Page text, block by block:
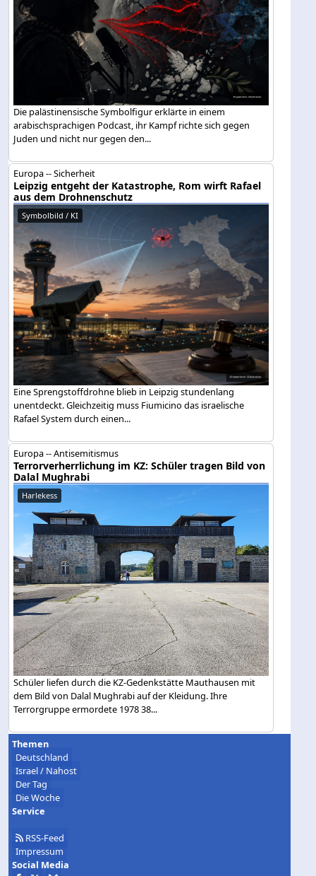
Die palästinensische Symbolfigur erklärte in einem
arabischsprachigen Podcast, ihr Kampf richte sich gegen
Juden und nicht nur gegen den...
Europa -- Sicherheit
Leipzig entgeht der Katastrophe, Rom wirft Rafael
aus dem Drohnenschutz
Symbolbild / KI
Eine Sprengstoffdrohne blieb in Leipzig stundenlang
unentdeckt. Gleichzeitig muss Fiumicino das israelische
Rafael System durch einen...
Europa -- Antisemitismus
Terrorverherrlichung im KZ: Schüler tragen Bild von
Dalal Mughrabi
Harlekess
Schüler liefen durch die KZ-Gedenkstätte Mauthausen mit
dem Bild von Dalal Mughrabi auf der Kleidung. Ihre
Terrorgruppe ermordete 1978 38...
Themen
Deutschland
Israel / Nahost
Der Tag
Die Woche
Service
RSS-Feed
Impressum
Social Media